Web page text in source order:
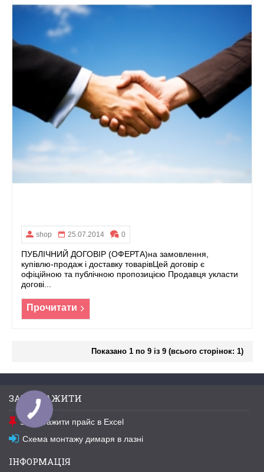
shop 25.07.2014 0
ПУБЛІЧНИЙ ДОГОВІР (ОФЕРТА)на замовлення,
купівлю-продаж і доставку товарівЦей договір є
офіційною та публічною пропозицією Продавця укласти
догові...
Прочитати
Показано 1 по 9 із 9 (всього сторінок: 1)
ЗАВАНТАЖИТИ
Завантажити прайс в Excel
Схема монтажу димаря в лазні
ІНФОРМАЦІЯ